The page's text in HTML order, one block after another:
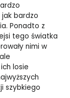
bardzo
Ponadto z
tego światka
nimi w
losie
szybkiego